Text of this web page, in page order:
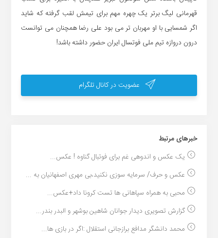
قهرمانی لیگ برتر یک چهره مهم برای تیمش لقب گرفته که شاید
اگر شمسایی با او مهربان تر می بود علی رضا همچنان می توانست
درون دروازه تیم ملی فوتسال ایران حضور داشته باشد!
عضویت در کانال تلگرام
خبر‌های مرتبط
یک عکس و اندوهی غم برای فوتبال گناوه ! عکس...
عکس و حرف/ سرمایه سوزی نکنید،بی مهری اصفهانیان به ...
محبی به همراه سپاهانی ها تست کرونا داد+عکس...
گزارش تصویری دیدار جوانان شاهین بوشهر و البدر بندر...
محمد دانشگر مدافع برازجانی استقلال :اگر در بازی ها...